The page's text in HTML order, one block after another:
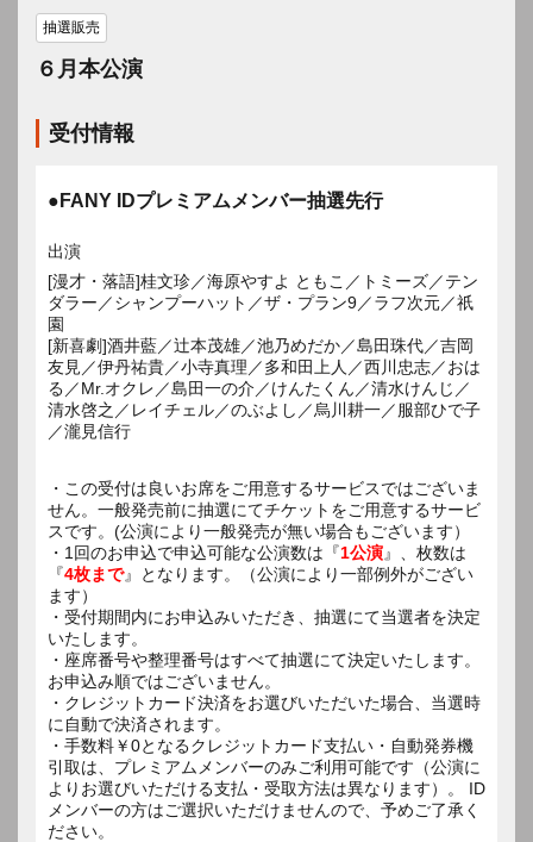
抽選販売
６月本公演
受付情報
●FANY IDプレミアムメンバー抽選先行
出演
[漫才・落語]桂文珍／海原やすよ ともこ／トミーズ／テン
ダラー／シャンプーハット／ザ・プラン9／ラフ次元／祇
園
[新喜劇]酒井藍／辻本茂雄／池乃めだか／島田珠代／吉岡
友見／伊丹祐貴／小寺真理／多和田上人／西川忠志／おは
る／Mr.オクレ／島田一の介／けんたくん／清水けんじ／
清水啓之／レイチェル／のぶよし／烏川耕一／服部ひで子
／瀧見信行
・この受付は良いお席をご用意するサービスではございま
せん。一般発売前に抽選にてチケットをご用意するサービ
スです。(公演により一般発売が無い場合もございます）
・1回のお申込で申込可能な公演数は『1公演』、枚数は
『4枚まで』となります。（公演により一部例外がござい
ます）
・受付期間内にお申込みいただき、抽選にて当選者を決定
いたします。
・座席番号や整理番号はすべて抽選にて決定いたします。
お申込み順ではございません。
・クレジットカード決済をお選びいただいた場合、当選時
に自動で決済されます。
・手数料￥0となるクレジットカード支払い・自動発券機
引取は、プレミアムメンバーのみご利用可能です（公演に
よりお選びいただける支払・受取方法は異なります）。 ID
メンバーの方はご選択いただけませんので、予めご了承く
ださい。